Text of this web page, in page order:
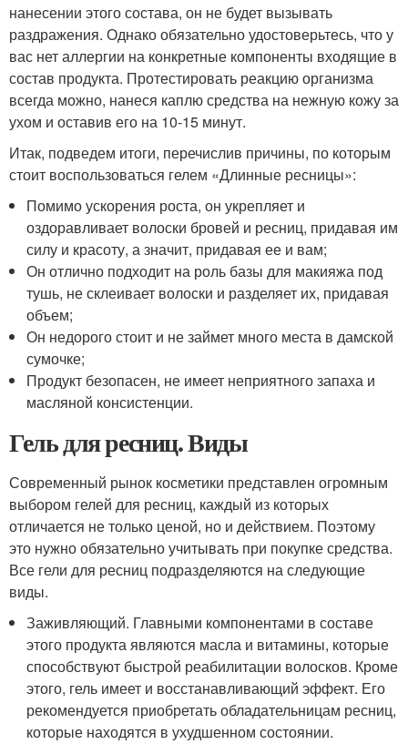
нанесении этого состава, он не будет вызывать
раздражения. Однако обязательно удостоверьтесь, что у
вас нет аллергии на конкретные компоненты входящие в
состав продукта. Протестировать реакцию организма
всегда можно, нанеся каплю средства на нежную кожу за
ухом и оставив его на 10-15 минут.
Итак, подведем итоги, перечислив причины, по которым
стоит воспользоваться гелем «Длинные ресницы»:
Помимо ускорения роста, он укрепляет и
оздоравливает волоски бровей и ресниц, придавая им
силу и красоту, а значит, придавая ее и вам;
Он отлично подходит на роль базы для макияжа под
тушь, не склеивает волоски и разделяет их, придавая
объем;
Он недорого стоит и не займет много места в дамской
сумочке;
Продукт безопасен, не имеет неприятного запаха и
масляной консистенции.
Гель для ресниц. Виды
Современный рынок косметики представлен огромным
выбором гелей для ресниц, каждый из которых
отличается не только ценой, но и действием. Поэтому
это нужно обязательно учитывать при покупке средства.
Все гели для ресниц подразделяются на следующие
виды.
Заживляющий. Главными компонентами в составе
этого продукта являются масла и витамины, которые
способствуют быстрой реабилитации волосков. Кроме
этого, гель имеет и восстанавливающий эффект. Его
рекомендуется приобретать обладательницам ресниц,
которые находятся в ухудшенном состоянии.